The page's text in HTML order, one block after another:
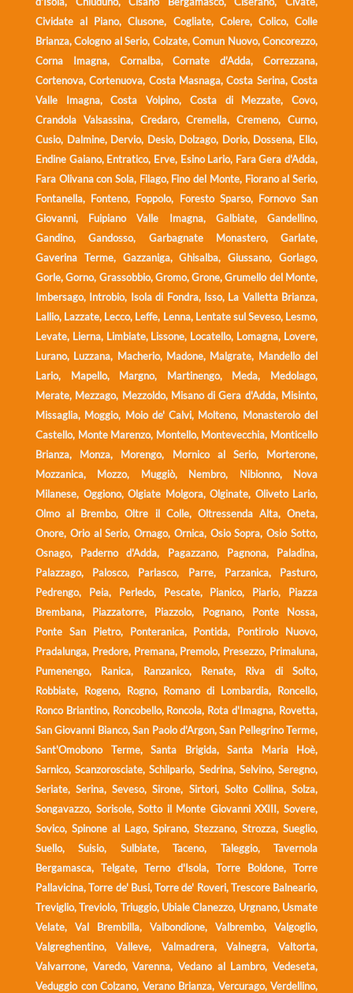
Cividate al Piano, Clusone, Cogliate, Colere, Colico, Colle
Brianza, Cologno al Serio, Colzate, Comun Nuovo, Concorezzo,
Corna Imagna, Cornalba, Cornate d'Adda, Correzzana,
Cortenova, Cortenuova, Costa Masnaga, Costa Serina, Costa
Valle Imagna, Costa Volpino, Costa di Mezzate, Covo,
Crandola Valsassina, Credaro, Cremella, Cremeno, Curno,
Cusio, Dalmine, Dervio, Desio, Dolzago, Dorio, Dossena, Ello,
Endine Gaiano, Entratico, Erve, Esino Lario, Fara Gera d'Adda,
Fara Olivana con Sola, Filago, Fino del Monte, Fiorano al Serio,
Fontanella, Fonteno, Foppolo, Foresto Sparso, Fornovo San
Giovanni, Fuipiano Valle Imagna, Galbiate, Gandellino,
Gandino, Gandosso, Garbagnate Monastero, Garlate,
Gaverina Terme, Gazzaniga, Ghisalba, Giussano, Gorlago,
Gorle, Gorno, Grassobbio, Gromo, Grone, Grumello del Monte,
Imbersago, Introbio, Isola di Fondra, Isso, La Valletta Brianza,
Lallio, Lazzate, Lecco, Leffe, Lenna, Lentate sul Seveso, Lesmo,
Levate, Lierna, Limbiate, Lissone, Locatello, Lomagna, Lovere,
Lurano, Luzzana, Macherio, Madone, Malgrate, Mandello del
Lario, Mapello, Margno, Martinengo, Meda, Medolago,
Merate, Mezzago, Mezzoldo, Misano di Gera d'Adda, Misinto,
Missaglia, Moggio, Moio de' Calvi, Molteno, Monasterolo del
Castello, Monte Marenzo, Montello, Montevecchia, Monticello
Brianza, Monza, Morengo, Mornico al Serio, Morterone,
Mozzanica, Mozzo, Muggiò, Nembro, Nibionno, Nova
Milanese, Oggiono, Olgiate Molgora, Olginate, Oliveto Lario,
Olmo al Brembo, Oltre il Colle, Oltressenda Alta, Oneta,
Onore, Orio al Serio, Ornago, Ornica, Osio Sopra, Osio Sotto,
Osnago, Paderno d'Adda, Pagazzano, Pagnona, Paladina,
Palazzago, Palosco, Parlasco, Parre, Parzanica, Pasturo,
Pedrengo, Peia, Perledo, Pescate, Pianico, Piario, Piazza
Brembana, Piazzatorre, Piazzolo, Pognano, Ponte Nossa,
Ponte San Pietro, Ponteranica, Pontida, Pontirolo Nuovo,
Pradalunga, Predore, Premana, Premolo, Presezzo, Primaluna,
Pumenengo, Ranica, Ranzanico, Renate, Riva di Solto,
Robbiate, Rogeno, Rogno, Romano di Lombardia, Roncello,
Ronco Briantino, Roncobello, Roncola, Rota d'Imagna, Rovetta,
San Giovanni Bianco, San Paolo d'Argon, San Pellegrino Terme,
Sant'Omobono Terme, Santa Brigida, Santa Maria Hoè,
Sarnico, Scanzorosciate, Schilpario, Sedrina, Selvino, Seregno,
Seriate, Serina, Seveso, Sirone, Sirtori, Solto Collina, Solza,
Songavazzo, Sorisole, Sotto il Monte Giovanni XXIII, Sovere,
Sovico, Spinone al Lago, Spirano, Stezzano, Strozza, Sueglio,
Suello, Suisio, Sulbiate, Taceno, Taleggio, Tavernola
Bergamasca, Telgate, Terno d'Isola, Torre Boldone, Torre
Pallavicina, Torre de' Busi, Torre de' Roveri, Trescore Balneario,
Treviglio, Treviolo, Triuggio, Ubiale Clanezzo, Urgnano, Usmate
Velate, Val Brembilla, Valbondione, Valbrembo, Valgoglio,
Valgreghentino, Valleve, Valmadrera, Valnegra, Valtorta,
Valvarrone, Varedo, Varenna, Vedano al Lambro, Vedeseta,
Veduggio con Colzano, Verano Brianza, Vercurago, Verdellino,